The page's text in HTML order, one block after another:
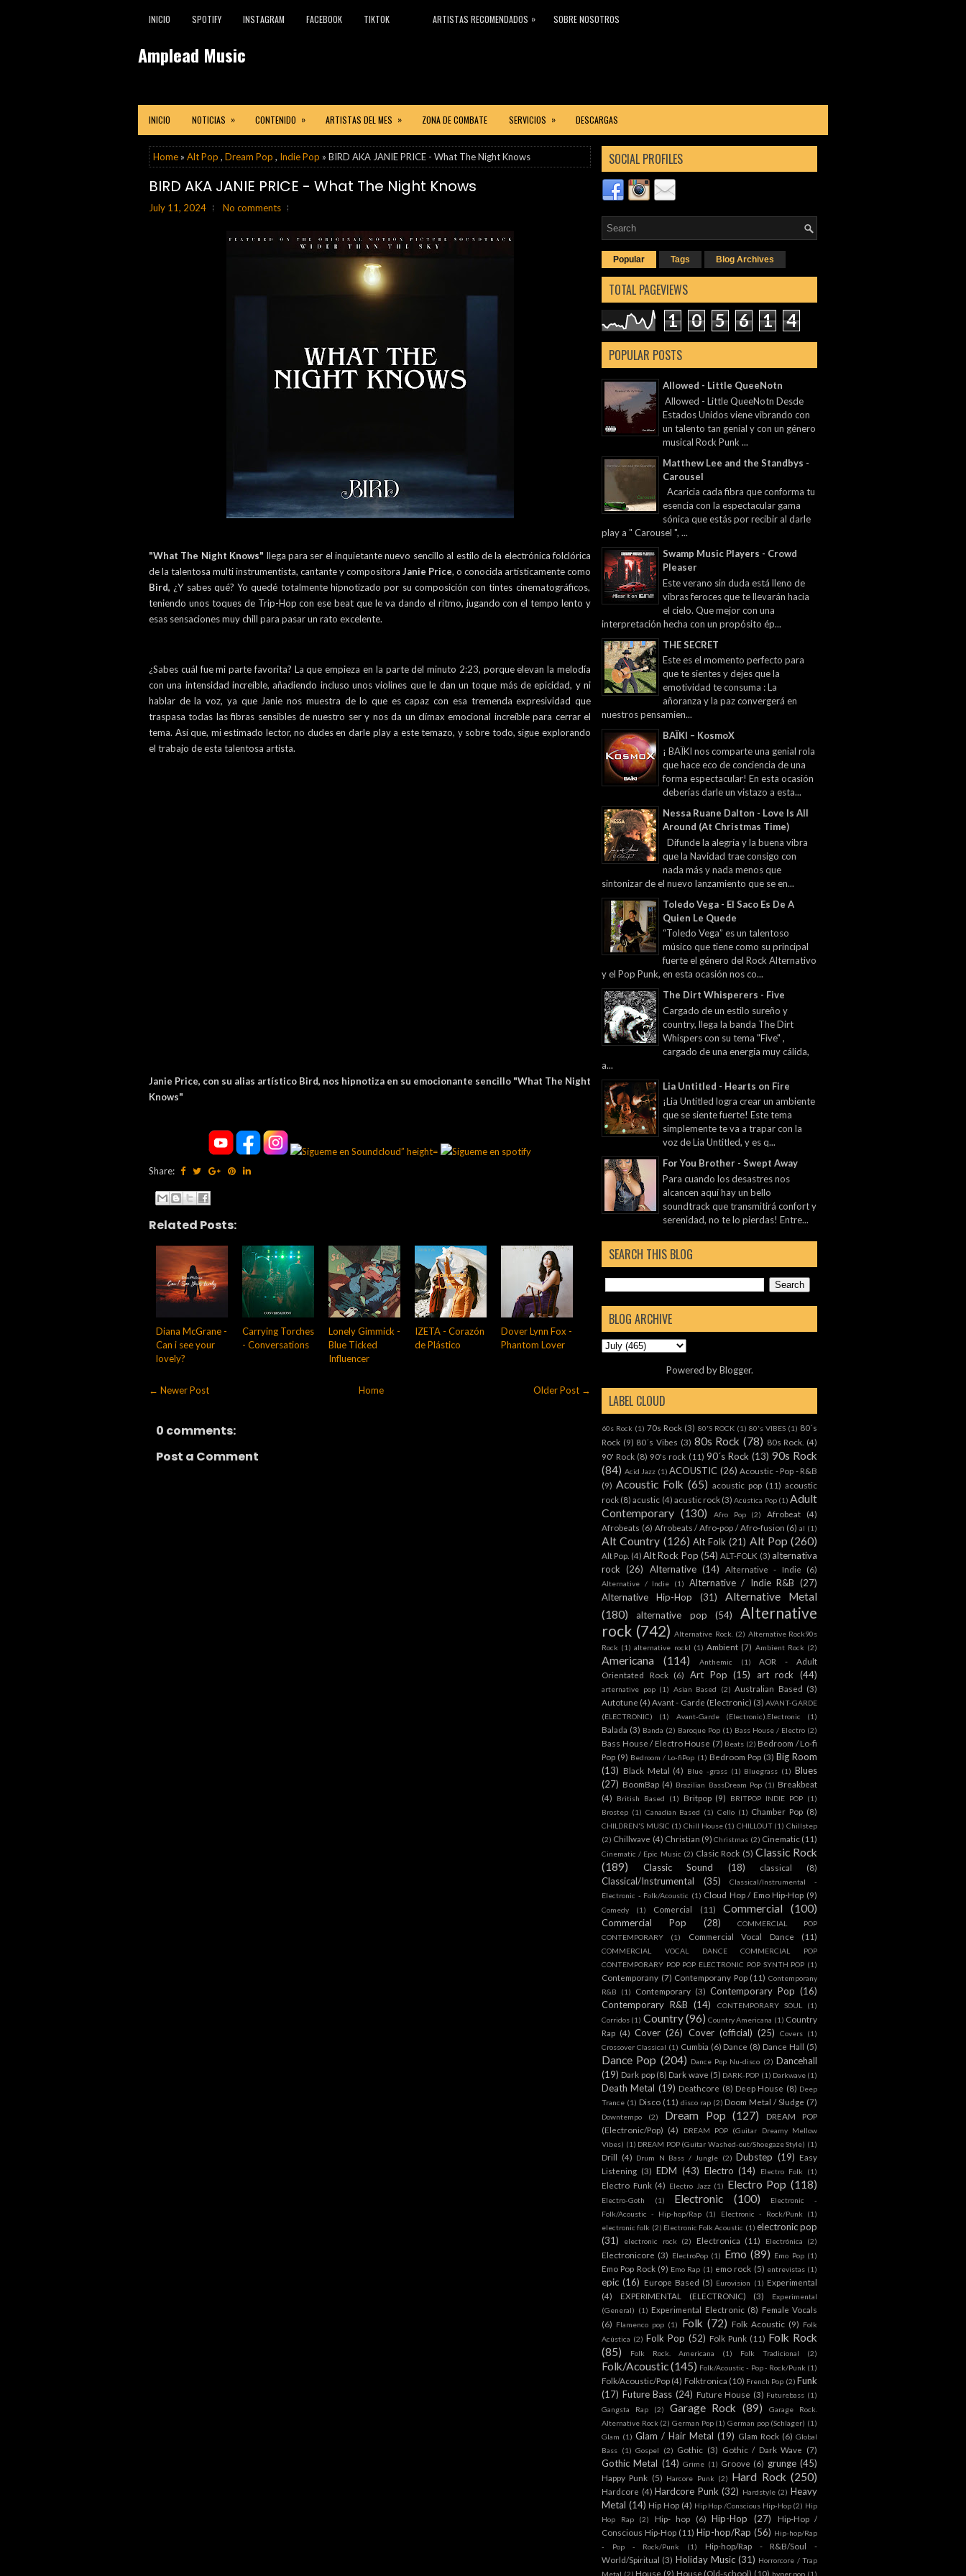
INICIO SPOTIFY INSTAGRAM FACEBOOK TIKTOK ARTISTAS RECOMENDADOS » SOBRE NOSOTROS
Amplead Music
INICIO NOTICIAS » CONTENIDO » ARTISTAS DEL MES » ZONA DE COMBATE SERVICIOS » DESCARGAS
Home » Alt Pop , Dream Pop , Indie Pop » BIRD AKA JANIE PRICE - What The Night Knows
BIRD AKA JANIE PRICE - What The Night Knows
July 11, 2024 No comments
"What The Night Knows" llega para ser el inquietante nuevo sencillo al estilo de la electrónica folclórica
de la talentosa multi instrumentista, cantante y compositora Janie Price, o conocida artísticamente como
Bird, ¿Y sabes qué? Yo quedé totalmente hipnotizado por su composición con tintes cinematográficos,
teniendo unos toques de Trip-Hop con ese beat que le va dando el ritmo, jugando con el tempo lento y
esas sensaciones muy chill para pasar un rato excelente.
¿Sabes cuál fue mi parte favorita? La que empieza en la parte del minuto 2:23, porque elevan la melodía
con una intensidad increíble, añadiendo incluso unos violines que le dan un toque más de epicidad, y ni
hablar de la voz, ya que Janie nos muestra de lo que es capaz con esa tremenda expresividad que
traspasa todas las fibras sensibles de nuestro ser y nos da un clímax emocional increíble para cerrar el
tema. Así que, mi estimado lector, no dudes en darle play a este temazo, y sobre todo, sigue explorando
el trabajo de esta talentosa artista.
Janie Price, con su alias artístico Bird, nos hipnotiza en su emocionante sencillo "What The Night
Knows"
Share:
Related Posts:
Diana McGrane -
Can i see your
lovely?
Carrying Torches
- Conversations
Lonely Gimmick -
Blue Ticked
Influencer
IZETA - Corazón
de Plástico
Dover Lynn Fox -
Phantom Lover
← Newer Post Older Post →
Home
0 comments:
Post a Comment
SOCIAL PROFILES
Popular Tags Blog Archives
TOTAL PAGEVIEWS
1 0 5 6 1 4
POPULAR POSTS
Allowed - Little QueeNotn
Allowed - Little QueeNotn Desde
Estados Unidos viene vibrando con
un talento tan genial y con un género
musical Rock Punk ...
Matthew Lee and the Standbys -
Carousel
Acaricia cada fibra que conforma tu
esencia con la espectacular gama
sónica que estás por recibir al darle
play a " Carousel ", ...
Swamp Music Players - Crowd
Pleaser
Este verano sin duda está lleno de
vibras feroces que te llevarán hacia
el cielo. Que mejor con una
interpretación hecha con un propósito ép...
THE SECRET
Este es el momento perfecto para
que te sientes y dejes que la
emotividad te consuma : La
añoranza y la paz convergerá en
nuestros pensamien...
BAÏKI – KosmoX
¡ BAÏKI nos comparte una genial rola
que hace eco de conciencia de una
forma espectacular! En esta ocasión
deberías darle un vistazo a esta...
Nessa Ruane Dalton - Love Is All
Around (At Christmas Time)
Difunde la alegría y la buena vibra
que la Navidad trae consigo con
nada más y nada menos que
sintonizar de el nuevo lanzamiento que se en...
Toledo Vega - El Saco Es De A
Quien Le Quede
“Toledo Vega” es un talentoso
músico que tiene como su principal
fuerte el género del Rock Alternativo
y el Pop Punk, en esta ocasión nos co...
The Dirt Whisperers - Five
Cargado de un estilo sureño y
country, llega la banda The Dirt
Whispers con su tema "Five" ,
cargado de una energía muy cálida,
a...
Lia Untitled - Hearts on Fire
¡Lia Untitled logra crear un ambiente
que se siente fuerte! Este tema
simplemente te va a trapar con la
voz de Lia Untitled, y es q...
For You Brother - Swept Away
Para cuando los desastres nos
alcancen aquí hay un bello
soundtrack que transmitirá confort y
serenidad, no te lo pierdas! Entre...
SEARCH THIS BLOG
BLOG ARCHIVE
Powered byBlogger.
LABEL CLOUD
60s Rock (1) 70s Rock (3) 80'S ROCK (1) 80's VIBES (1) 80´s
Rock (9) 80´s Vibes (3) 80s Rock (78) 80s Rock. (4)
90' Rock (8) 90's rock (11) 90´s Rock (13) 90s Rock
(84) Acid Jazz (1) ACOUSTIC (26) Acoustic - Pop - R&B
(9) Acoustic Folk (65) acoustic pop (11) acoustic
rock (8) acustic (4) acustic rock (3) Acústica Pop (1) Adult
Contemporary (130) Afro Pop (2) Afrobeat
(4)
Afrobeats (6) Afrobeats / Afro-pop / Afro-fusion (6) al (1)
Alt Country (126) Alt Folk (21) Alt Pop (260)
Alt Pop. (4) Alt Rock Pop (54) ALT-FOLK (3) alternativa
rock (26) Alternative (14) Alternative - Indie (6)
Alternative / Indie (1) Alternative / Indie R&B (27)
Alternative Hip-Hop
(31)
Alternative Metal
(180)
alternative pop (54)
Alternative
rock (742) Alternative Rock. (2) Alternative Rock90s
Rock (1) alternative rockl (1) Ambient (7) Ambient Rock (2)
Americana (114) Anthemic (1)
AOR - Adult
Orientated Rock (6) Art Pop (15) art rock (44)
arternative pop (1) Asian Based (2) Australian Based (3)
Autotune (4) Avant - Garde (Electronic) (3) AVANT-GARDE
(ELECTRONIC)
(1) Avant-Garde (Electronic).Electronic (1)
Balada (3) Banda (2) Baroque Pop (1) Bass House / Electro (2)
Bass House / Electro House (7) Beats (2) Bedroom / Lo-fi
Pop (9) Bedroom / Lo-fiPop (1) Bedroom Pop (3) Big Room
(13) Black Metal (4) Blue -grass (1) Bluegrass (1) Blues
(27) BoomBap (4) Brazilian BassDream Pop (1) Breakbeat
(4)
British Based (1) Britpop (9) BRITPOP INDIE POP (1)
Brostep (1) Canadian Based (1) Cello (1) Chamber Pop (8)
CHILDREN'S MUSIC (1) Chill House (1) CHILLOUT (1) Chillstep
(2) Chillwave (4) Christian (9) Christmas (2) Cinematic (11)
Cinematic / Epic Music (2) Clasic Rock (5) Classic Rock
(189)
Classic Sound (18) classical (8)
Classical/Instrumental (35)
Classical/Instrumental -
Electronic - Folk/Acoustic (1) Cloud Hop / Emo Hip-Hop (9)
Comedy (1) Comercial (11) Commercial (100)
Commercial Pop (28)
COMMERCIAL POP
CONTEMPORARY
(1) Commercial Vocal Dance (11)
COMMERCIAL VOCAL DANCE COMMERCIAL POP
CONTEMPORARY POP POP ELECTRONIC POP SYNTH POP (1)
Contemporany (7) Contemporany Pop (11) Contemporany
R&B
(1) Contemporary (3) Contemporary Pop (16)
Contemporary R&B (14) CONTEMPORARY SOUL
(1)
Corridos (1) Country(96) Country Americana (1) Country
Rap (4) Cover (26) Cover (official) (25) Covers (1)
Crossover Classical (1) Cumbia (6) Dance (8) Dance Hall (5)
Dance Pop (204) Dance Pop Nu-disco (2) Dancehall
(19) Dark pop (8) Dark wave (5) DARK-POP (1) Darkwave (1)
Death Metal (19) Deathcore (8) Deep House (8) Deep
Trance (1) Disco (11) disco rap (2) Doom Metal / Sludge (7)
Downtempo (2) Dream Pop (127)
DREAM POP
(Electronic/Pop) (4)
DREAM POP (Guitar Dreamy Mellow
Vibes) (1) DREAM POP (Guitar Washed-out/Shoegaze Style) (1)
Drill (4) Drum N Bass / Jungle (2) Dubstep (19) Easy
Listening (3) EDM (43) Electro (14) Electro Folk (1)
Electro Funk (4) Electro Jazz (1) Electro Pop (118)
Electro-Goth (1) Electronic (100)
Electronic -
Folk/Acoustic - Hip-hop/Rap (1) Electronic - Rock/Punk
(1)
electronic folk (2) Electronic Folk Acoustic (1) electronic pop
(31)
electronic rock (2) Electronica (11) Electrónica (2)
Electronicore (3) ElectroPop (1) Emo (89) Emo Pop (1)
Emo Pop Rock (9) Emo Rap (1) emo rock (5) entrevistas (1)
epic (16) Europe Based (5) Eurovision (1) Experimental
(4)
EXPERIMENTAL (ELECTRONIC) (3)
Experimental
(General) (1) Experimental Electronic (8) Female Vocals
(6) Flamenco pop (1) Folk (72) Folk Acoustic (9) Folk
Acústica (2) Folk Pop (52) Folk Punk (11) Folk Rock
(85)
Folk Rock. Americana (1) Folk Tradicional (2)
Folk/Acoustic(145) Folk/Acoustic - Pop - Rock/Punk (1)
Folk/Acoustic/Pop (4) Folktronica (10) French Pop (2) Funk
(17) Future Bass (24) Future House (3) Futurebass (1)
Gangsta Rap
(2) Garage Rock (89)
Garage Rock.
Alternative Rock (2) German Pop (1) German pop (Schlager) (1)
Glam (1) Glam / Hair Metal (19) Glam Rock (6) Global
Bass (1) Gospel (2) Gothic (3) Gothic / Dark Wave (7)
Gothic Metal (14) Grime (1) Groove (6) grunge (45)
Happy Punk (5) Harcore Punk (2) Hard Rock (250)
Hardcore (4) Hardcore Punk (32) Hardstyle (2) Heavy
Metal (14) Hip Hop (4) Hip Hop /Conscious Hip-Hop (2) Hip
Hop Rap
(2) Hip- hop (6) Hip-Hop (27)
Hip-Hop /
Conscious Hip-Hop (11) Hip-hop/Rap (56) Hip-hop/Rap
- Pop - Rock/Punk
(1)
Hip-hop/Rap - R&B/Soul -
World/Spiritual (3) Holiday Music (31) Horrorcore / Trap
Metal (2) House (9) House (Old-school) (10) hyper pop (1)